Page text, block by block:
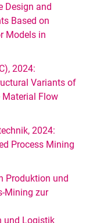
Design and
Based on
Models in
2024:
Variants of
Flow
2024:
Process Mining
Produktion und
Mining zur
und Logistik